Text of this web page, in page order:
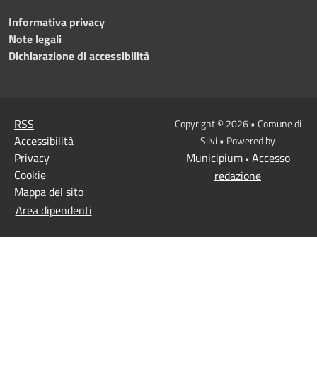
Informativa privacy
Note legali
Dichiarazione di accessibilità
RSS
Accessibilità
Privacy
Cookie
Mappa del sito
Area dipendenti
Copyright © 2026 • Comune di
Silvi • Powered by
Municipium• Accesso
redazione